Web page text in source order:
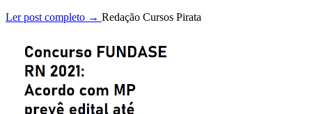
Ler post completo → Redação Cursos Pirata